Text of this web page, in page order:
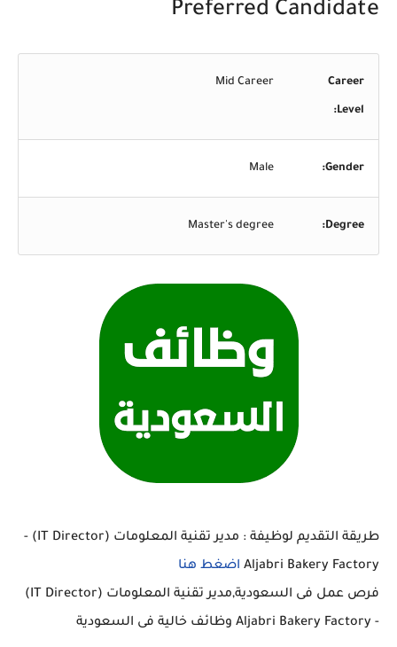
Preferred Candidate
Career
Level:
Mid Career
Gender:
Male
Degree:
Master's degree
طريقة التقديم لوظيفة : مدير تقنية المعلومات (IT Director) -
Aljabri Bakery Factory اضغط هنا
فرص عمل فى السعودية,مدير تقنية المعلومات (IT Director)
- Aljabri Bakery Factory وظائف خالية فى السعودية